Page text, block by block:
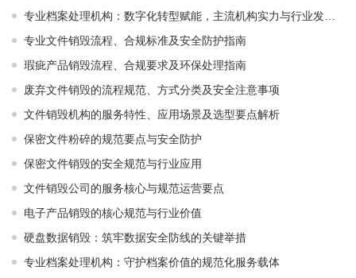
专业档案处理机构：数字化转型赋能，主流机构实力与行业发展解析
专业文件销毁流程、合规标准及安全防护指南
瑕疵产品销毁流程、合规要求及环保处理指南
废弃文件销毁的流程规范、方式分类及安全注意事项
文件销毁机构的服务特性、应用场景及选型要点解析
保密文件粉碎的规范要点与安全防护
保密文件销毁的安全规范与行业应用
文件销毁公司的服务核心与规范运营要点
电子产品销毁的核心规范与行业价值
硬盘数据销毁：筑牢数据安全防线的关键举措
专业档案处理机构：守护档案价值的规范化服务载体